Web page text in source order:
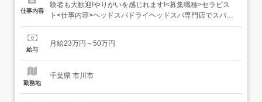
仕事内容
験者も大歓迎!やりがいを感じれます!<募集職種>セラピス
ト<仕事内容>ヘッドスパドライヘッドスパ専門店でスパニ
スト業務全般タイ古式マッサージ,アロママッサージ,アロマ
形態>リラクゼーションサロン スパ<勤務地>JR総武線市川
給与
月給23万円～50万円
勤務地
千葉県 市川市